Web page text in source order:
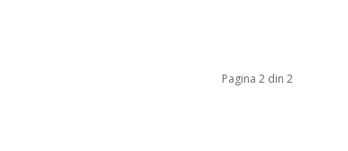
Pagina 2 din 2